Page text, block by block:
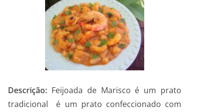
Descrição: Feijoada de Marisco é um prato
tradicional é um prato confeccionado com